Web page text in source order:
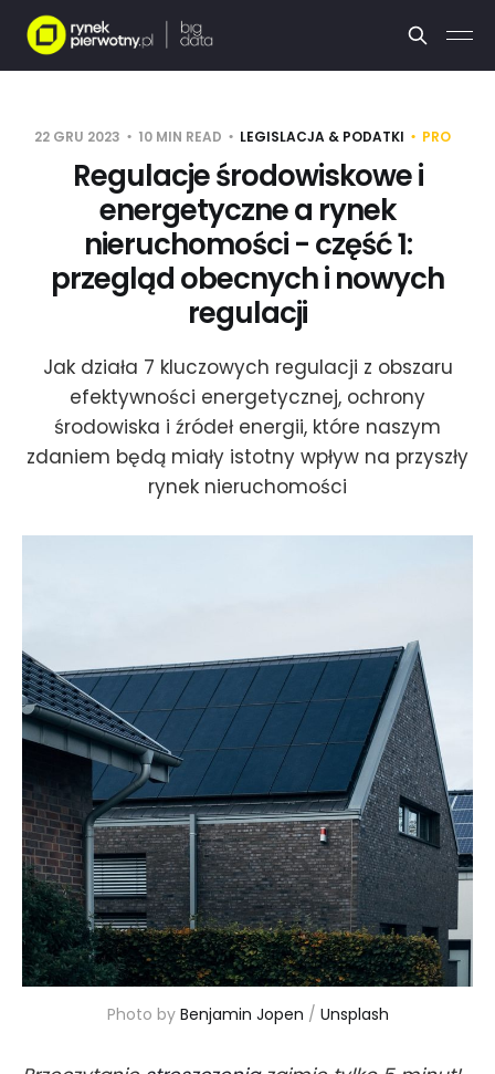
22 GRU 2023 10 MIN READ LEGISLACJA & PODATKI PRO
Regulacje środowiskowe i
energetyczne a rynek
nieruchomości - część 1:
przegląd obecnych i nowych
regulacji
Jak działa 7 kluczowych regulacji z obszaru
efektywności energetycznej, ochrony
środowiska i źródeł energii, które naszym
zdaniem będą miały istotny wpływ na przyszły
rynek nieruchomości
Photo by Benjamin Jopen / Unsplash